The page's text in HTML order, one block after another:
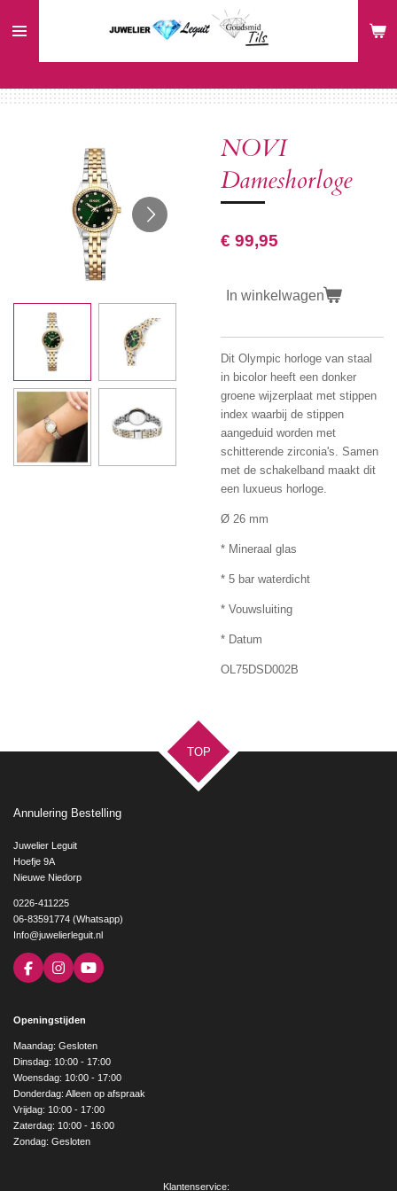
direct
hoofdinhoud
NOVI
Dameshorloge
€ 99,95
In winkelwagen
Dit Olympic horloge van staal
in bicolor heeft een donker
groene wijzerplaat met stippen
index waarbij de stippen
aangeduid worden met
schitterende zirconia's. Samen
met de schakelband maakt dit
een luxueus horloge.
Ø 26 mm
* Mineraal glas
* 5 bar waterdicht
* Vouwsluiting
* Datum
OL75DSD002B
TOP
Annulering Bestelling
Juwelier Leguit
Hoefje 9A
Nieuwe Niedorp
0226-411225
06-83591774 (Whatsapp)
Info@juwelierleguit.nl
F
a
b
o
k
I
n
a
g
r
a
m
Y
o
e
Openingstijden
Maandag: Gesloten
Dinsdag: 10:00 - 17:00
Woensdag: 10:00 - 17:00
Donderdag: Alleen op afspraak
Vrijdag: 10:00 - 17:00
Zaterdag: 10:00 - 16:00
Zondag: Gesloten
Klantenservice: